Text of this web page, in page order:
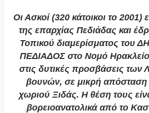
Οι Ασκοί (320 κάτοικοι το 2001)
της επαρχίας Πεδιάδας και
Τοπικού διαμερίσματος του
ΠΕΔΙΑΔΟΣ στο Νομό
στις δυτικές προσβάσεις των
βουνών, σε μικρή απόσταση
χωριού Ξιδάς. Η θέση τους
βορειοανατολικά από το